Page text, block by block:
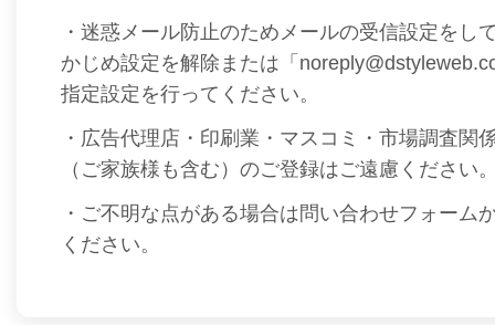
・迷惑メール防止のためメールの受信設定をし
かじめ設定を解除または「
指定設定を行ってください。
・広告代理店・印刷業・マスコミ・市場調査関
（ご家族様も含む）のご登録はご遠慮ください
・ご不明な点がある場合は問い合わせフォーム
ください。